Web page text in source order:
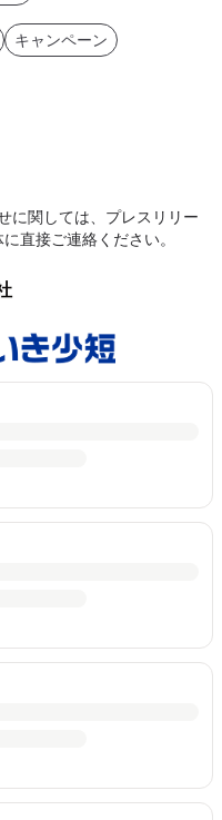
キャンペーン
に関しては、プレスリリー
直接ご連絡ください。